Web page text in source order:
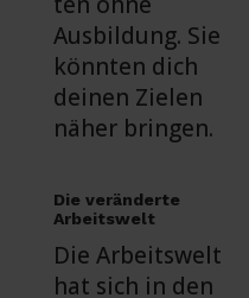
Ausbildung. Sie
könnten dich
deinen Zielen
näher bringen.
Die veränderte
Arbeitswelt
Die Arbeitswelt
hat sich in den